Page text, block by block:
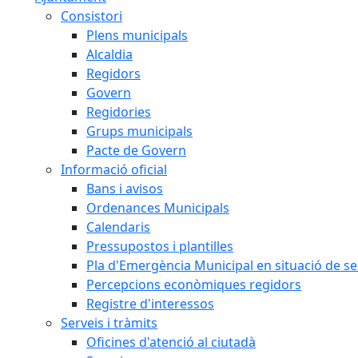
Consistori
Plens municipals
Alcaldia
Regidors
Govern
Regidories
Grups municipals
Pacte de Govern
Informació oficial
Bans i avisos
Ordenances Municipals
Calendaris
Pressupostos i plantilles
Pla d'Emergència Municipal en situació de
Percepcions econòmiques regidors
Registre d'interessos
Serveis i tràmits
Oficines d'atenció al ciutadà